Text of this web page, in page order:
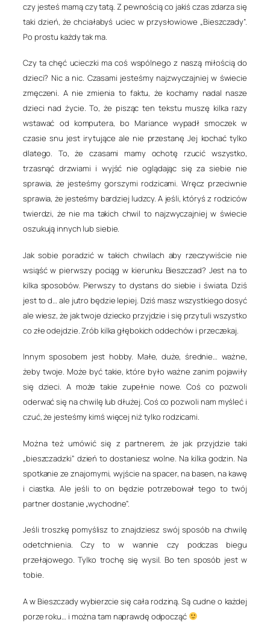
czy jesteś mamą czy tatą. Z pewnością co jakiś czas zdarza się
taki dzień, że chciałabyś uciec w przysłowiowe „Bieszczady”.
Po prostu każdy tak ma.
Czy ta chęć ucieczki ma coś wspólnego z naszą miłością do
dzieci? Nic a nic. Czasami jesteśmy najzwyczajniej w świecie
zmęczeni. A nie zmienia to faktu, że kochamy nadal nasze
dzieci nad życie. To, że pisząc ten tekstu muszę kilka razy
wstawać od komputera, bo Mariance wypadł smoczek w
czasie snu jest irytujące ale nie przestanę Jej kochać tylko
dlatego. To, że czasami mamy ochotę rzucić wszystko,
trzasnąć drzwiami i wyjść nie oglądając się za siebie nie
sprawia, że jesteśmy gorszymi rodzicami. Wręcz przeciwnie
sprawia, że jesteśmy bardziej ludzcy. A jeśli, któryś z rodziców
twierdzi, że nie ma takich chwil to najzwyczajniej w świecie
oszukują innych lub siebie.
Jak sobie poradzić w takich chwilach aby rzeczywiście nie
wsiąść w pierwszy pociąg w kierunku Bieszczad? Jest na to
kilka sposobów. Pierwszy to dystans do siebie i świata. Dziś
jest to d… ale jutro będzie lepiej. Dziś masz wszystkiego dosyć
ale wiesz, że jak twoje dziecko przyjdzie i się przytuli wszystko
co złe odejdzie. Zrób kilka głębokich oddechów i przeczekaj.
Innym sposobem jest hobby. Małe, duże, średnie… ważne,
żeby twoje. Może być takie, które było ważne zanim pojawiły
się dzieci. A może takie zupełnie nowe. Coś co pozwoli
oderwać się na chwilę lub dłużej. Coś co pozwoli nam myśleć i
czuć, że jesteśmy kimś więcej niż tylko rodzicami.
Można też umówić się z partnerem, że jak przyjdzie taki
„bieszczadzki” dzień to dostaniesz wolne. Na kilka godzin. Na
spotkanie ze znajomymi, wyjście na spacer, na basen, na kawę
i ciastka. Ale jeśli to on będzie potrzebował tego to twój
partner dostanie „wychodne”.
Jeśli troszkę pomyślisz to znajdziesz swój sposób na chwilę
odetchnienia. Czy to w wannie czy podczas biegu
przełajowego. Tylko trochę się wysil. Bo ten sposób jest w
tobie.
A w Bieszczady wybierzcie się cała rodziną. Są cudne o każdej
porze roku… i można tam naprawdę odpocząć